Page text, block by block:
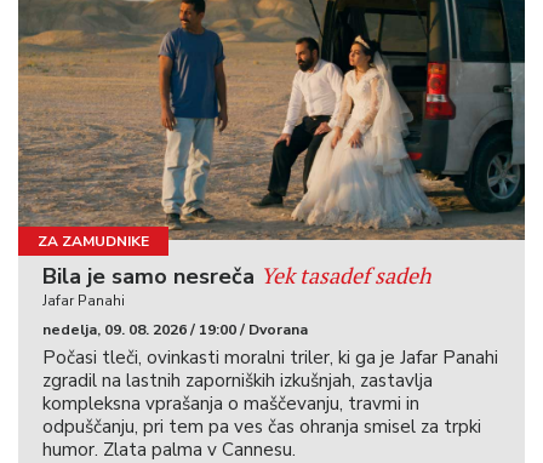
ZA ZAMUDNIKE
Bila je samo nesreča Yek tasadef sadeh
Jafar Panahi
nedelja, 09. 08. 2026 / 19:00 / Dvorana
Počasi tleči, ovinkasti moralni triler, ki ga je Jafar Panahi
zgradil na lastnih zaporniških izkušnjah, zastavlja
kompleksna vprašanja o maščevanju, travmi in
odpuščanju, pri tem pa ves čas ohranja smisel za trpki
humor. Zlata palma v Cannesu.